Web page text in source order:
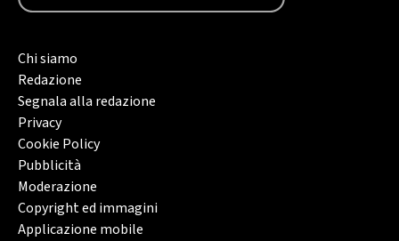
Chi siamo
Redazione
Segnala alla redazione
Privacy
Cookie Policy
Pubblicità
Moderazione
Copyright ed immagini
Applicazione mobile